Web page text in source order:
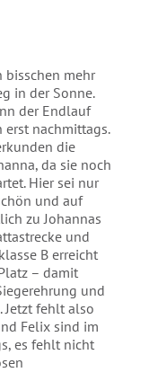
bisschen mehr
in der Sonne.
der Endlauf
nachmittags.
die
da sie noch
Hier sei nur
und auf
zu Johannas
und
B erreicht
– damit
und
Jetzt fehlt also
Felix sind im
es fehlt nicht